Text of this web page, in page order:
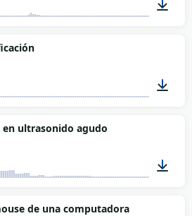
ultrasonido agudo
de una computadora